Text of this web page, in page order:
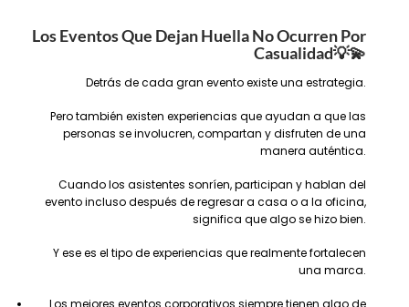
Los Eventos Que Dejan Huella No Ocurren Por
Casualidad💡💫
Detrás de cada gran evento existe una estrategia.
Pero también existen experiencias que ayudan a que las
personas se involucren, compartan y disfruten de una
manera auténtica.
Cuando los asistentes sonríen, participan y hablan del
evento incluso después de regresar a casa o a la oficina,
significa que algo se hizo bien.
Y ese es el tipo de experiencias que realmente fortalecen
una marca.